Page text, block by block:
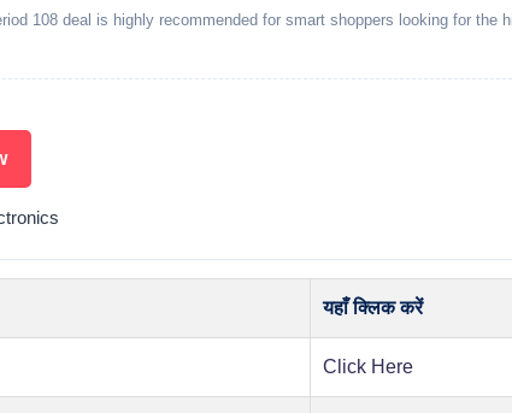
108 deal is highly recommended for smart shoppers looking for the
यहाँ क्लिक करें
Click Here